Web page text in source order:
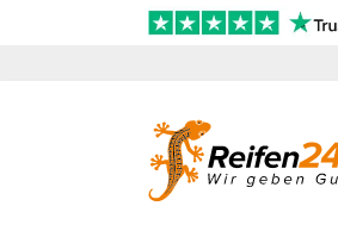
Zum Hauptinhalt springen